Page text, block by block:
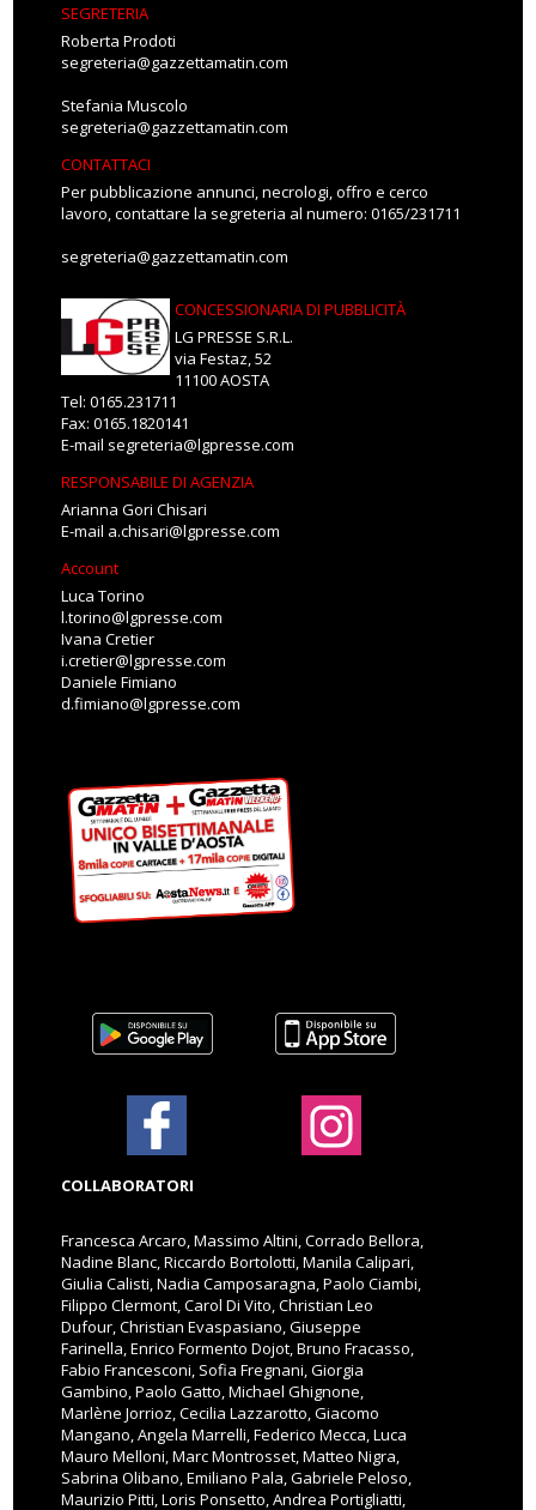
SEGRETERIA
Roberta Prodoti
segreteria@gazzettamatin.com
Stefania Muscolo
segreteria@gazzettamatin.com
CONTATTACI
Per pubblicazione annunci, necrologi, offro e cerco
lavoro, contattare la segreteria al numero: 0165/231711
segreteria@gazzettamatin.com
CONCESSIONARIA DI PUBBLICITÀ
LG PRESSE S.R.L.
via Festaz, 52
11100 AOSTA
Tel: 0165.231711
Fax: 0165.1820141
E-mail segreteria@lgpresse.com
RESPONSABILE DI AGENZIA
Arianna Gori Chisari
E-mail a.chisari@lgpresse.com
Account
Luca Torino
l.torino@lgpresse.com
Ivana Cretier
i.cretier@lgpresse.com
Daniele Fimiano
d.fimiano@lgpresse.com
COLLABORATORI
Francesca Arcaro, Massimo Altini, Corrado Bellora,
Nadine Blanc, Riccardo Bortolotti, Manila Calipari,
Giulia Calisti, Nadia Camposaragna, Paolo Ciambi,
Filippo Clermont, Carol Di Vito, Christian Leo
Dufour, Christian Evaspasiano, Giuseppe
Farinella, Enrico Formento Dojot, Bruno Fracasso,
Fabio Francesconi, Sofia Fregnani, Giorgia
Gambino, Paolo Gatto, Michael Ghignone,
Marlène Jorrioz, Cecilia Lazzarotto, Giacomo
Mangano, Angela Marrelli, Federico Mecca, Luca
Mauro Melloni, Marc Montrosset, Matteo Nigra,
Sabrina Olibano, Emiliano Pala, Gabriele Peloso,
Maurizio Pitti, Loris Ponsetto, Andrea Portigliatti,